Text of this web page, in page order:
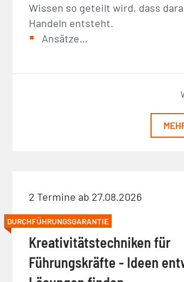
Wissen so geteilt wird, dass
Handeln entsteht.
Ansätze…
2 Termine ab 27.08.2026
DURCHFÜHRUNGSGARANTIE
Kreativitätstechniken für
Führungskräfte - Ideen